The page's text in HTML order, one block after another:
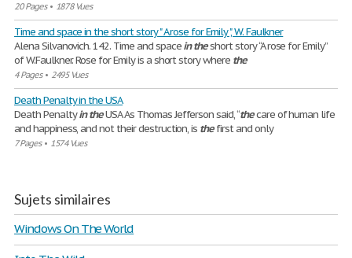
20 Pages• 1878 Vues
Time and space in the short story " A rose for Emily ", W. Faulkner
Alena Silvanovich. 142. Time and spacein theshort story “A rose for Emily”
of W.Faulkner. Rose for Emily is a short story where the
4 Pages• 2495 Vues
Death Penalty in the USA
Death Penaltyin theUSA As Thomas Jefferson said, “thecare of human life
and happiness, and not their destruction, is thefirst and only
7 Pages• 1574 Vues
Sujets similaires
Windows On The World